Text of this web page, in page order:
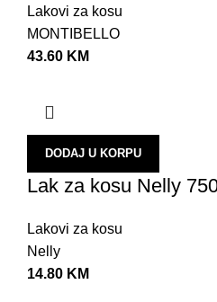
Lakovi za kosu
MONTIBELLO
43.60 KM
DODAJ U KORPU
Lak za kosu Nelly
Lakovi za kosu
Nelly
14.80 KM